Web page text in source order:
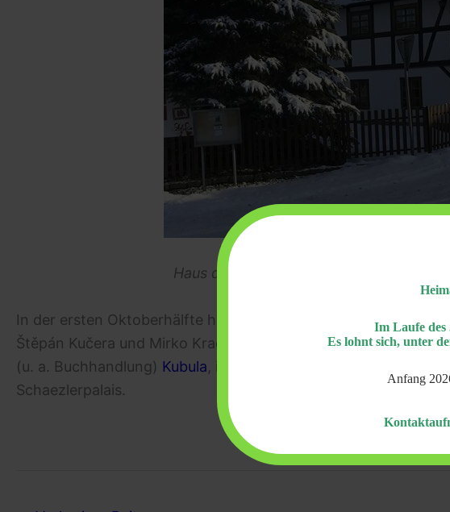
Symbolbild: das Riegerhaus
Haus der tschechisch-deutschen
In der ersten Oktoberhälfte hatte man an drei Orten
Štěpán Kučera und Mirko Kraetsch teilzunehmen: in
(u. a. Buchhandlung) Kubula, in Neugablonz im Isergebirgs
Schaezlerpalais.
Im Laufe des
Es lohnt sich, unter
Anfang